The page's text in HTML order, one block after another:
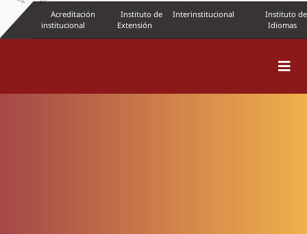
Acreditación
institucional
Instituto de
Extensión
Interinstitucional
Instituto de
Idiomas